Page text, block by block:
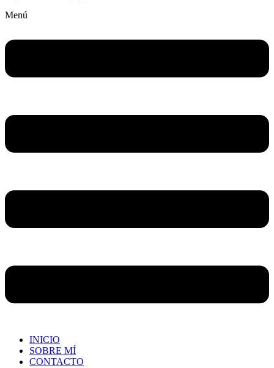
Menú
INICIO
SOBRE MÍ
CONTACTO